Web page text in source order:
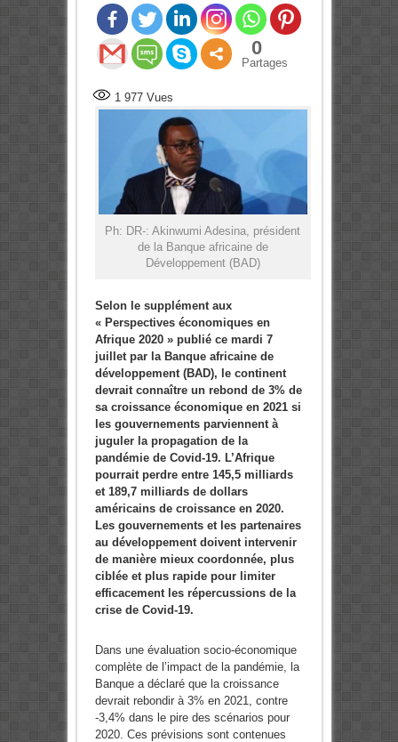
0
Partages
1 977Vues
Ph: DR-: Akinwumi Adesina, président
de la Banque africaine de
Développement (BAD)
Selon le supplément aux
« Perspectives économiques en
Afrique 2020 » publié ce mardi 7
juillet par la Banque africaine de
développement (BAD), le continent
devrait connaître un rebond de 3% de
sa croissance économique en 2021 si
les gouvernements parviennent à
juguler la propagation de la
pandémie de Covid-19. L’Afrique
pourrait perdre entre 145,5 milliards
et 189,7 milliards de dollars
américains de croissance en 2020.
Les gouvernements et les partenaires
au développement doivent intervenir
de manière mieux coordonnée, plus
ciblée et plus rapide pour limiter
efficacement les répercussions de la
crise de Covid-19.
Dans une évaluation socio-économique
complète de l’impact de la pandémie, la
Banque a déclaré que la croissance
devrait rebondir à 3% en 2021, contre
-3,4% dans le pire des scénarios pour
2020. Ces prévisions sont contenues